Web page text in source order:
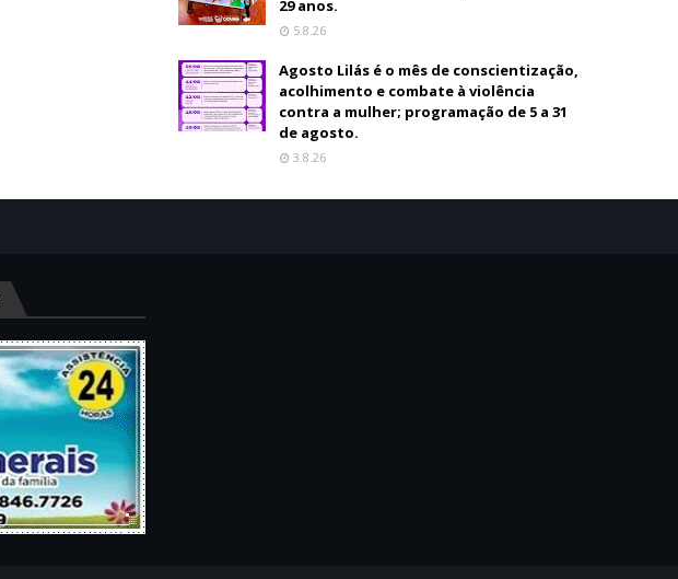
29 anos.
5.8.26
Agosto Lilás é o mês de conscientização,
acolhimento e combate à violência
contra a mulher; programação de 5 a 31
de agosto.
3.8.26